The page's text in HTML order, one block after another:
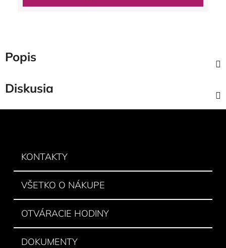
Popis
Diskusia
KONTAKTY
VŠETKO O NÁKUPE
OTVÁRACIE HODINY
DOKUMENTY